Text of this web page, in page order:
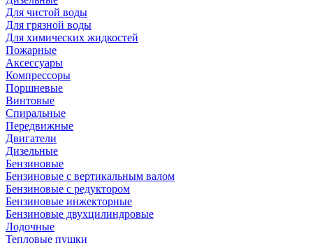
Для чистой воды
Для грязной воды
Для химических жидкостей
Пожарные
Аксессуары
Компрессоры
Поршневые
Винтовые
Спиральные
Передвижные
Двигатели
Дизельные
Бензиновые
Бензиновые с вертикальным валом
Бензиновые с редуктором
Бензиновые инжекторные
Бензиновые двухцилиндровые
Лодочные
Тепловые пушки